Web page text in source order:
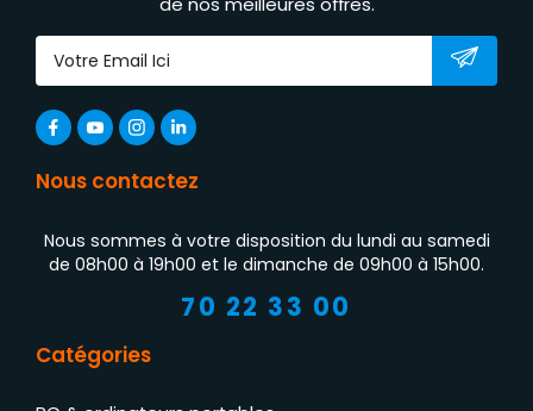
Nous contactez
Nous sommes à votre disposition du lundi au samedi
de 08h00 à 19h00 et le dimanche de 09h00 à 15h00.
70 22 33 00
Catégories